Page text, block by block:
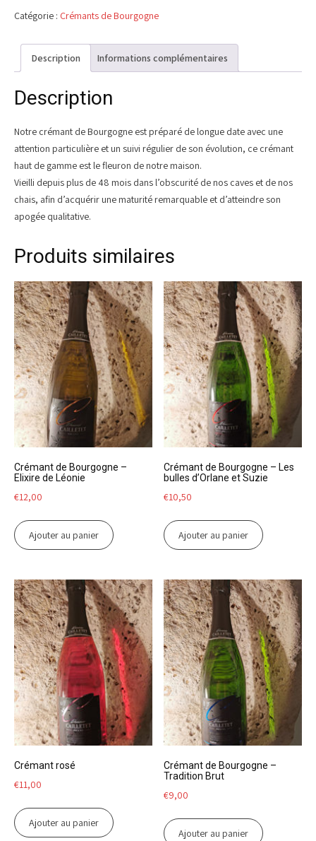
de
les
délices
de
Catégorie : Crémants de Bourgogne
Description Informations complémentaires
Description
Notre crémant de Bourgogne est préparé de longue date avec une
attention particulière et un suivi régulier de son évolution, ce crémant
haut de gamme est le fleuron de notre maison.
Vieilli depuis plus de 48 mois dans l’obscurité de nos caves et de nos
chais, afin d’acquérir une maturité remarquable et d’atteindre son
apogée qualitative.
Produits similaires
Crémant de Bourgogne –
Elixire de Léonie
€12,00
Ajouter au panier
Crémant de Bourgogne – Les
bulles d’Orlane et Suzie
€10,50
Ajouter au panier
Crémant rosé
€11,00
Ajouter au panier
Crémant de Bourgogne –
Tradition Brut
€9,00
Ajouter au panier